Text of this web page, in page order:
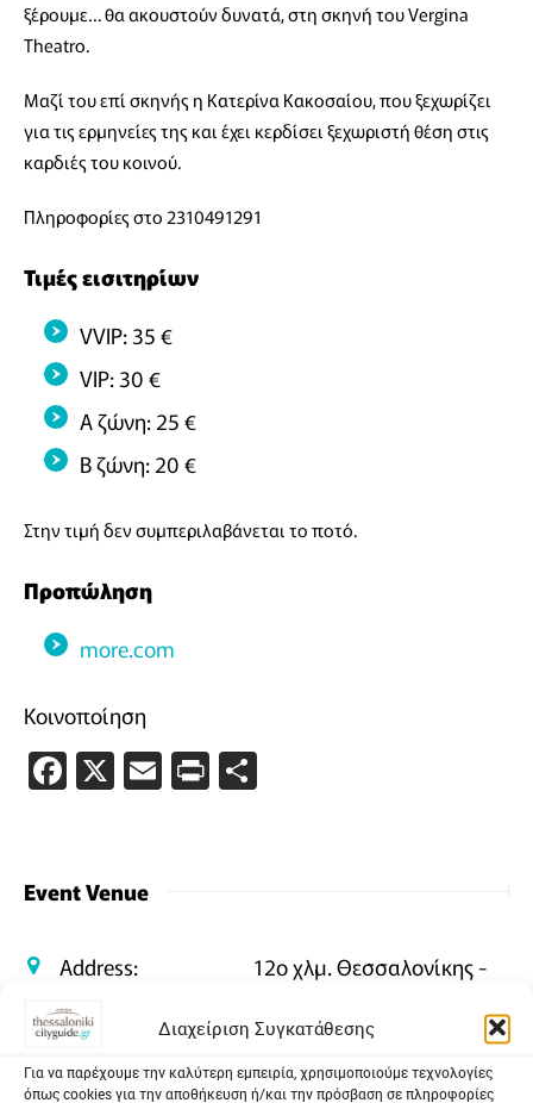
Διαχείριση Συγκατάθεσης
Για να παρέχουμε την καλύτερη εμπειρία, χρησιμοποιούμε τεχνολογίες
όπως cookies για την αποθήκευση ή/και την πρόσβαση σε πληροφορίες
ξέρουμε… θα ακουστούν δυνατά, στη σκηνή του Vergina
Theatro.
Μαζί του επί σκηνής η Κατερίνα Κακοσαίου, που ξεχωρίζει
για τις ερμηνείες της και έχει κερδίσει ξεχωριστή θέση στις
καρδιές του κοινού.
Πληροφορίες στο 2310491291
Τιμές εισιτηρίων
VVIP: 35 €
VIP: 30 €
Α ζώνη: 25 €
Β ζώνη: 20 €
Στην τιμή δεν συμπεριλαβάνεται το ποτό.
Προπώληση
more.com
Κοινοποίηση
Facebook
X EmailPrintFriendly
Event Venue
Address:
12o χλμ. Θεσσαλονίκης -
22.988146969194528